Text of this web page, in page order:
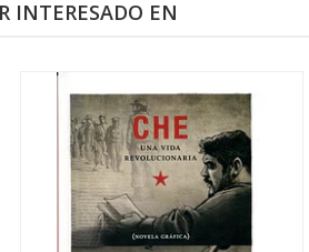
INTERESADO EN